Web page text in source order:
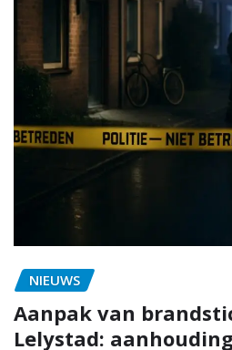
NIEUWS
Aanpak van
Lelystad: